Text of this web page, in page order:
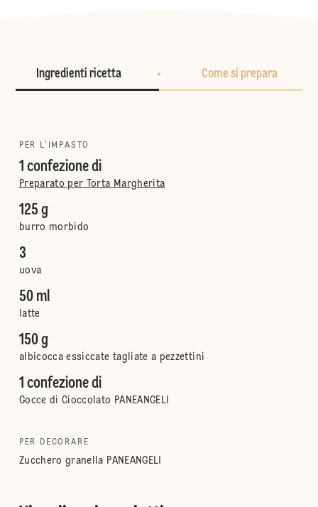
Ingredienti ricetta Come si prepara
PER L'IMPASTO
1 confezione di
Preparato per Torta Margherita
125 g
burro morbido
3
uova
50 ml
latte
150 g
albicocca essiccate tagliate a pezzettini
1 confezione di
Gocce di Cioccolato PANEANGELI
PER DECORARE
Zucchero granella PANEANGELI